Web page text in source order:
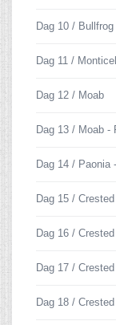
Dag 10 /
Dag 11 /
Dag 12 / Moab
Dag 13 / Moab -
Dag 14 / Paonia
Dag 15 /
Dag 16 /
Dag 17 /
Dag 18 /